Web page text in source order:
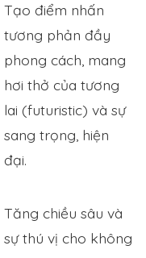
Tạo điểm nhấn
tương phản đầy
phong cách, mang
hơi thở của tương
lai (futuristic) và sự
sang trọng, hiện
đại.
Tăng chiều sâu và
sự thú vị cho không